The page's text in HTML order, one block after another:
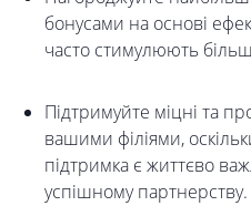
бонусами на основі
часто стимулюють
Підтримуйте міцні та
вашими філіями,
підтримка є життєво
успішному партнерству.